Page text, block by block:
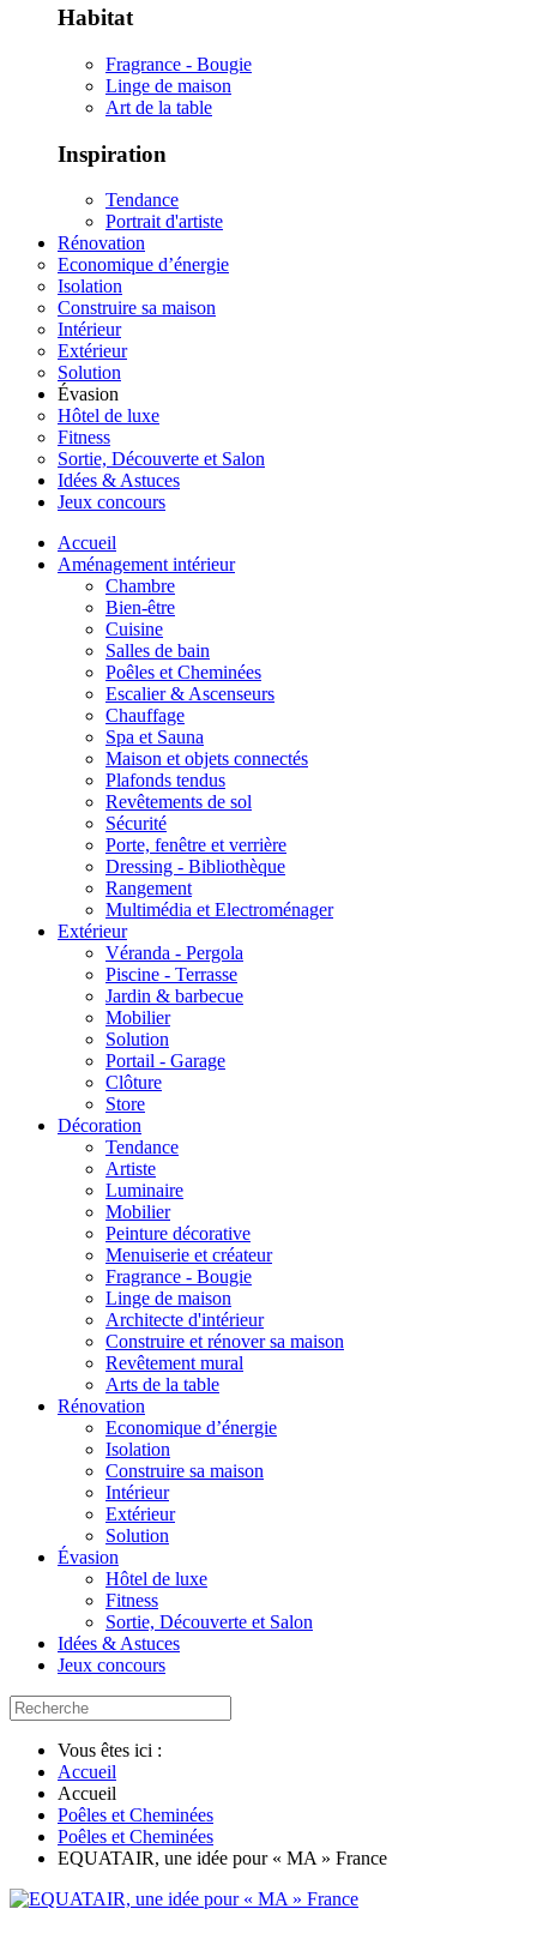
Habitat
Fragrance - Bougie
Linge de maison
Art de la table
Inspiration
Tendance
Portrait d'artiste
Rénovation
Economique d’énergie
Isolation
Construire sa maison
Intérieur
Extérieur
Solution
Évasion
Hôtel de luxe
Fitness
Sortie, Découverte et Salon
Idées & Astuces
Jeux concours
Accueil
Aménagement intérieur
Chambre
Bien-être
Cuisine
Salles de bain
Poêles et Cheminées
Escalier & Ascenseurs
Chauffage
Spa et Sauna
Maison et objets connectés
Plafonds tendus
Revêtements de sol
Sécurité
Porte, fenêtre et verrière
Dressing - Bibliothèque
Rangement
Multimédia et Electroménager
Extérieur
Véranda - Pergola
Piscine - Terrasse
Jardin & barbecue
Mobilier
Solution
Portail - Garage
Clôture
Store
Décoration
Tendance
Artiste
Luminaire
Mobilier
Peinture décorative
Menuiserie et créateur
Fragrance - Bougie
Linge de maison
Architecte d'intérieur
Construire et rénover sa maison
Revêtement mural
Arts de la table
Rénovation
Economique d’énergie
Isolation
Construire sa maison
Intérieur
Extérieur
Solution
Évasion
Hôtel de luxe
Fitness
Sortie, Découverte et Salon
Idées & Astuces
Jeux concours
Vous êtes ici :
Accueil
Accueil
Poêles et Cheminées
Poêles et Cheminées
EQUATAIR, une idée pour « MA » France